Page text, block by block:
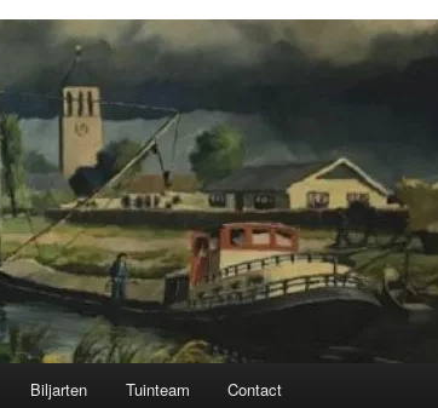
Biljarten Tuinteam Contact